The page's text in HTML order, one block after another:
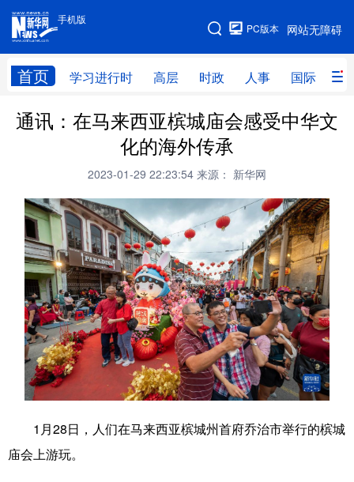
手机版
网站无障碍
PC版本
首页 学习进行时 高层 时政 人事 国际 财
手机版
网站地图
学习进行时 高层 时政 人事
财经 网评
全球连线
科技 科创 量子 体育
文化 书画 健康 军事
访谈 视频 图片 政务
法律 中央文件 金融 汽车
食品 人居 信息化 数字经济
学术中国 乡村振兴 银龄 溯源中国
彩票
通讯：在马来西亚槟城庙会感受中华文
化的海外传承
2023-01-29 22:23:54 来源： 新华网
1月28日，人们在马来西亚槟城州首府乔治市举行的槟城
庙会上游玩。